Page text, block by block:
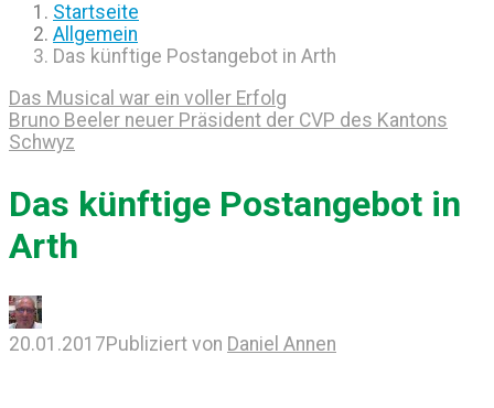
Startseite
Allgemein
Das künftige Postangebot in Arth
Das Musical war ein voller Erfolg
Bruno Beeler neuer Präsident der CVP des Kantons
Schwyz
Das künftige Postangebot in
Arth
20.01.2017Publiziert von Daniel Annen